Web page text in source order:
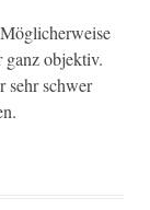
ganz objek­tiv.
sehr schw­er